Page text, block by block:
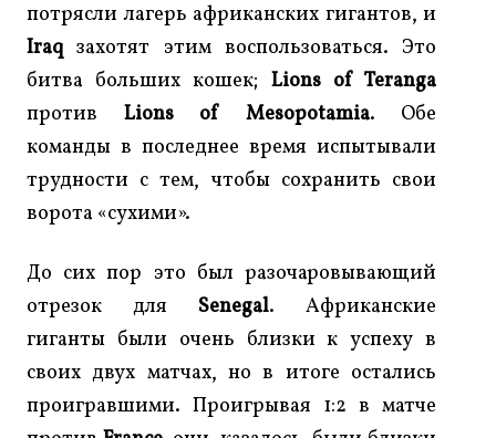
потрясли лагерь африканских гигантов, и
Iraq захотят этим воспользоваться. Это
битва больших кошек; Lions of Teranga
против Lions of Mesopotamia. Обе
команды в последнее время испытывали
трудности с тем, чтобы сохранить свои
ворота «сухими».
До сих пор это был разочаровывающий
отрезок для Senegal. Африканские
гиганты были очень близки к успеху в
своих двух матчах, но в итоге остались
проигравшими. Проигрывая 1:2 в матче